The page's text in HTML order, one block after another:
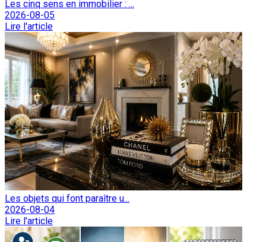
Les cinq sens en immobilier : ...
2026-08-05
Lire l'article
Les objets qui font paraître u...
2026-08-04
Lire l'article